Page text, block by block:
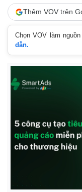
Thêm VOV trên
Chọn VOV làm
dẫn.